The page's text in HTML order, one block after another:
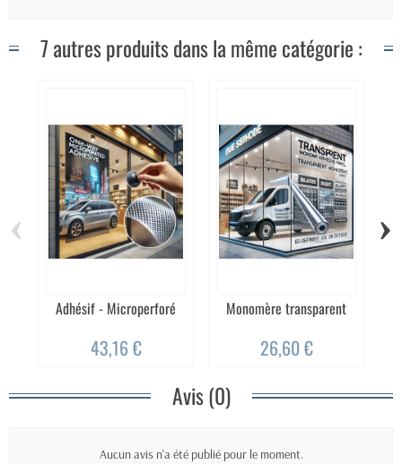
7 autres produits dans la même catégorie :
Adhésif - Microperforé
43,16 €
Monomère transparent
26,60 €
‹ ›
Avis (0)
Aucun avis n'a été publié pour le moment.